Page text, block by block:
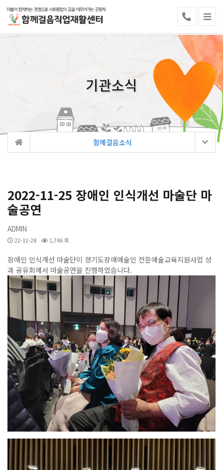
기관소식
함께걸음소식
2022-11-25 장애인 인식개선 마술단 마
술공연
ADMIN
22-11-28 1,746 회
장애인 인식개선 마술단이 경기도장애예술인 전문예술교육지원사업 성
과 공유회에서 마술공연을 진행하였습니다.